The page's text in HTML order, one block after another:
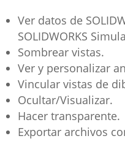
Ver datos de
SOLIDWORKS
Sombrear vistas.
Ver y personalizar
Vincular vistas de
Ocultar/Visualizar.
Hacer transparente.
Exportar archivos